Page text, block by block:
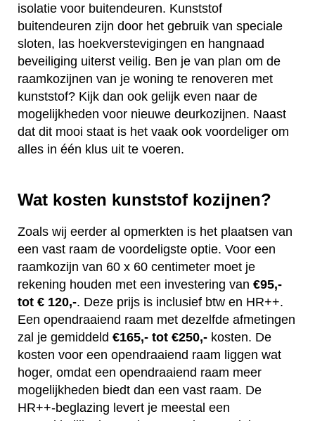
isolatie voor buitendeuren. Kunststof
buitendeuren zijn door het gebruik van speciale
sloten, las hoekverstevigingen en hangnaad
beveiliging uiterst veilig. Ben je van plan om de
raamkozijnen van je woning te renoveren met
kunststof? Kijk dan ook gelijk even naar de
mogelijkheden voor nieuwe deurkozijnen. Naast
dat dit mooi staat is het vaak ook voordeliger om
alles in één klus uit te voeren.
Wat kosten kunststof kozijnen?
Zoals wij eerder al opmerkten is het plaatsen van
een vast raam de voordeligste optie. Voor een
raamkozijn van 60 x 60 centimeter moet je
rekening houden met een investering van €95,-
tot € 120,-. Deze prijs is inclusief btw en HR++.
Een opendraaiend raam met dezelfde afmetingen
zal je gemiddeld €165,- tot €250,- kosten. De
kosten voor een opendraaiend raam liggen wat
hoger, omdat een opendraaiend raam meer
mogelijkheden biedt dan een vast raam. De
HR++-beglazing levert je meestal een